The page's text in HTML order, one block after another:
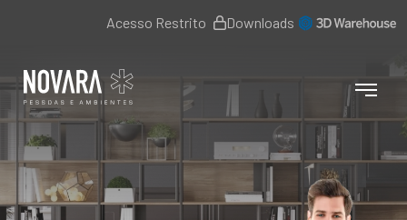
Acesso Restrito Downloads